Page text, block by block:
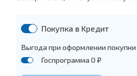
Покупка в Кредит
Выгода при оформлении покупки
Госпрограмма 0 ₽